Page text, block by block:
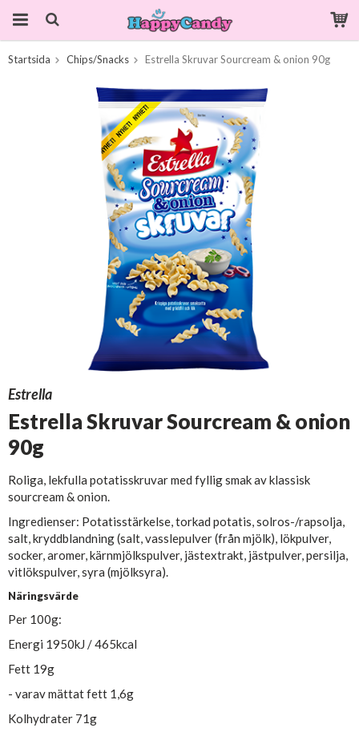
Startsida Chips/Snacks Estrella Skruvar Sourcream & onion 90g
Estrella
Estrella Skruvar Sourcream & onion
90g
Roliga, lekfulla potatisskruvar med fyllig smak av klassisk
sourcream & onion.
Ingredienser: Potatisstärkelse, torkad potatis, solros-/rapsolja,
salt, kryddblandning (salt, vasslepulver (från mjölk), lökpulver,
socker, aromer, kärnmjölkspulver, jästextrakt, jästpulver, persilja,
vitlökspulver, syra (mjölksyra).
Näringsvärde
Per 100g:
Energi 1950kJ / 465kcal
Fett 19g
- varav mättat fett 1,6g
Kolhydrater 71g